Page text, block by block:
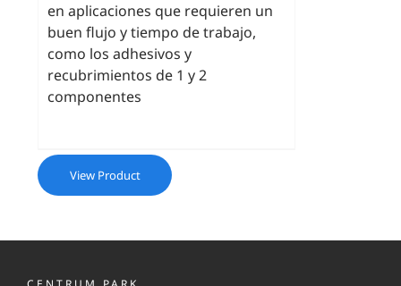
en aplicaciones que requieren un
buen flujo y tiempo de trabajo,
como los adhesivos y
recubrimientos de 1 y 2
componentes
View Product